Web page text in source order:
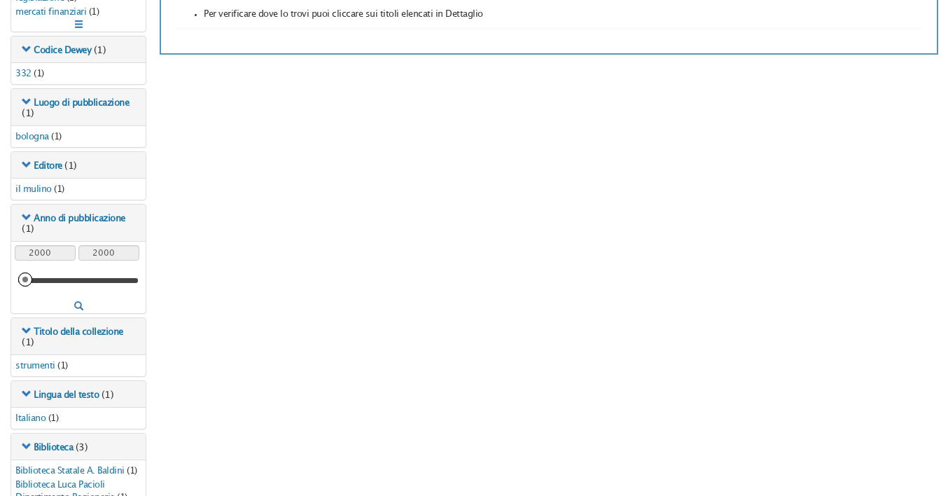
mercati finanziari (1)
Codice Dewey (1)
332 (1)
Luogo di pubblicazione
(1)
bologna (1)
Editore (1)
il mulino (1)
Anno di pubblicazione
(1)
Titolo della collezione
(1)
strumenti (1)
Lingua del testo (1)
Italiano (1)
Biblioteca (3)
Biblioteca Statale A. Baldini (1)
Biblioteca Luca Pacioli
Per verificare dove lo trovi puoi cliccare sui titoli elencati in Dettaglio